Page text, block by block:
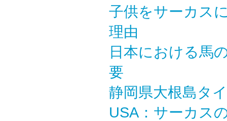
子供をサーカス
理由
日本における馬
要
静岡県大根島タ
USA：サーカス